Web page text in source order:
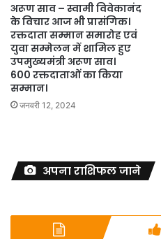
अरूण साव – स्वामी विवेकानंद
के विचार आज भी प्रासंगिक।
रक्तदाता सम्मान समारोह एवं
युवा सम्मेलन में शामिल हुए
उपमुख्यमंत्री अरूण साव।
600 रक्तदाताओं का किया
सम्मान।
जनवरी 12, 2024
अपना राशिफल जाने